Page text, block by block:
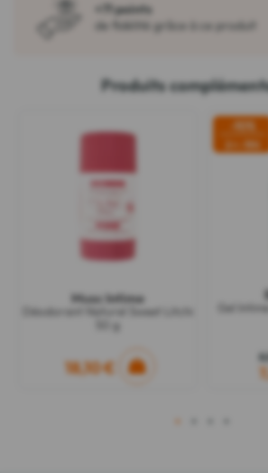
+71 points
de fidélité grâce à ce produit
Produits
Musc Intime
Déodorant Naturel Sweet Litchi
18,10 €
-10%
2 = -15%
Gel
1